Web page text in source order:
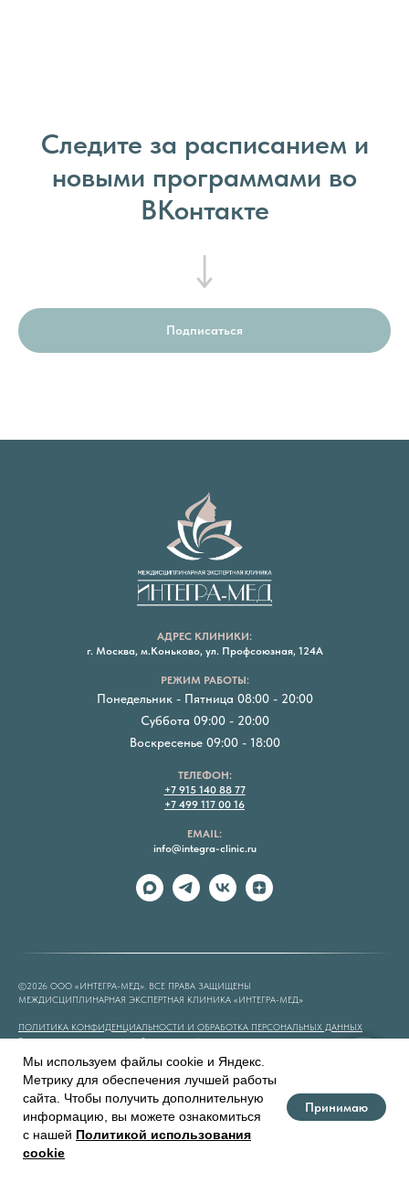
Главная
Мы используем файлы cookie и Яндекс.
Метрику для обеспечения лучшей работы
сайта. Чтобы получить дополнительную
информацию, вы можете ознакомиться
с нашей Политикой использования
cookie
Принимаю
Следите за расписанием и
новыми программами во
ВКонтакте
Подписаться
АДРЕС КЛИНИКИ:
г. Москва, м.Коньково, ул. Профсоюзная, 124А
РЕЖИМ РАБОТЫ:
Понедельник - Пятница 08:00 - 20:00
Суббота 09:00 - 20:00
Воскресенье 09:00 - 18:00
ТЕЛЕФОН:
+7 915 140 88 77
+7 499 117 00 16
EMAIL:
info@integra-clinic.ru
©2026 ООО «ИНТЕГРА-МЕД». ВСЕ ПРАВА ЗАЩИЩЕНЫ
МЕЖДИСЦИПЛИНАРНАЯ ЭКСПЕРТНАЯ КЛИНИКА «ИНТЕГРА-МЕД»
ПОЛИТИКА КОНФИДЕНЦИАЛЬНОСТИ И ОБРАБОТКА ПЕРСОНАЛЬНЫХ ДАННЫХ
Все услугипо осуществлению образовательной деятельности осуществляются в полном
стандартами оказания услуг по дополнительному профессиональному образованию
утвержденнымиДепартамент образования и науки города Москвы
ИНТЕГРА-МЕД».
Вся представленная на сайте информация, касающаяся стоимости услуг, носит информационный
характер и ни при каких условиях не является публичной офертой, определяемой положениями
Статьи 437(2) Гражданского кодекса РФ.